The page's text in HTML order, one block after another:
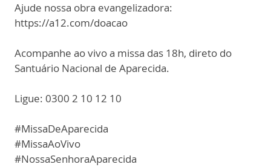
Ajude nossa obra evangelizadora:
https://a12.com/doacao
Acompanhe ao vivo a missa das 18h, direto do
Santuário Nacional de Aparecida.
Ligue: 0300 2 10 12 10
#MissaDeAparecida
#MissaAoVivo
#NossaSenhoraAparecida